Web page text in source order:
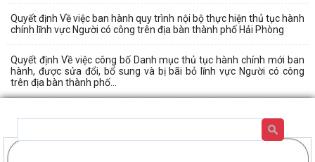
Quyết định Về việc ban hành quy trình nội bộ thực hiện thủ tục hành
chính lĩnh vực Người có công trên địa bàn thành phố Hải Phòng
Quyết định Về việc công bố Danh mục thủ tục hành chính mới ban
hành, được sửa đổi, bổ sung và bị bãi bỏ lĩnh vực Người có công
trên địa bàn thành phố...